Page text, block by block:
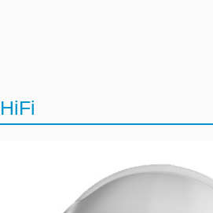
HiFi